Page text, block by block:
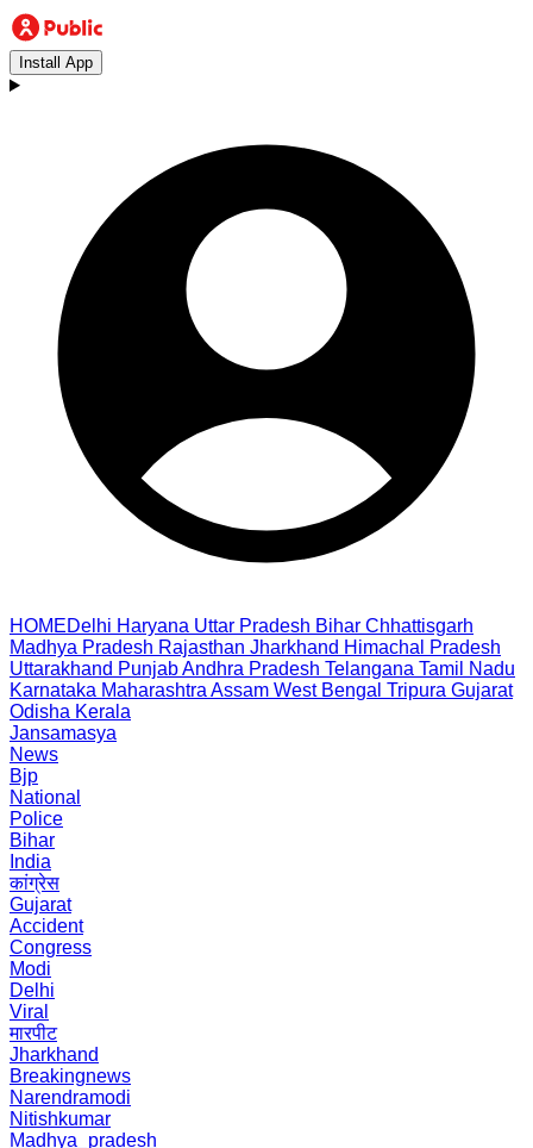
Install App
HOMEDelhi Haryana Uttar Pradesh Bihar Chhattisgarh
Madhya Pradesh Rajasthan Jharkhand Himachal Pradesh
Uttarakhand PunjabAndhra Pradesh Telangana Tamil Nadu
Karnataka Maharashtra Assam West Bengal Tripura Gujarat
Odisha Kerala
Jansamasya
News
Bjp
National
Police
Bihar
India
कांग्रेस
Gujarat
Accident
Congress
Modi
Delhi
Viral
मारपीट
Jharkhand
Breakingnews
Narendramodi
Nitishkumar
Madhya_pradesh